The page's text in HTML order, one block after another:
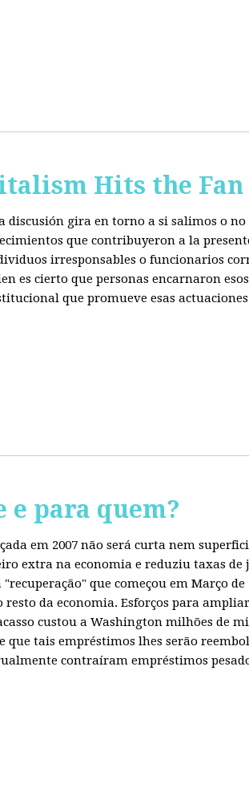
Hits the Fan
discusión gira en torno a si salimos o
que contribuyeron a la
irresponsables o funcionarios
es cierto que personas encarnaron
que promueve esas
e para quem?
em 2007 não será curta nem
extra na economia e reduziu taxas de
que começou em Março de
da economia. Esforços para
custou a Washington milhões de
tais empréstimos lhes serão
contraíram empréstimos